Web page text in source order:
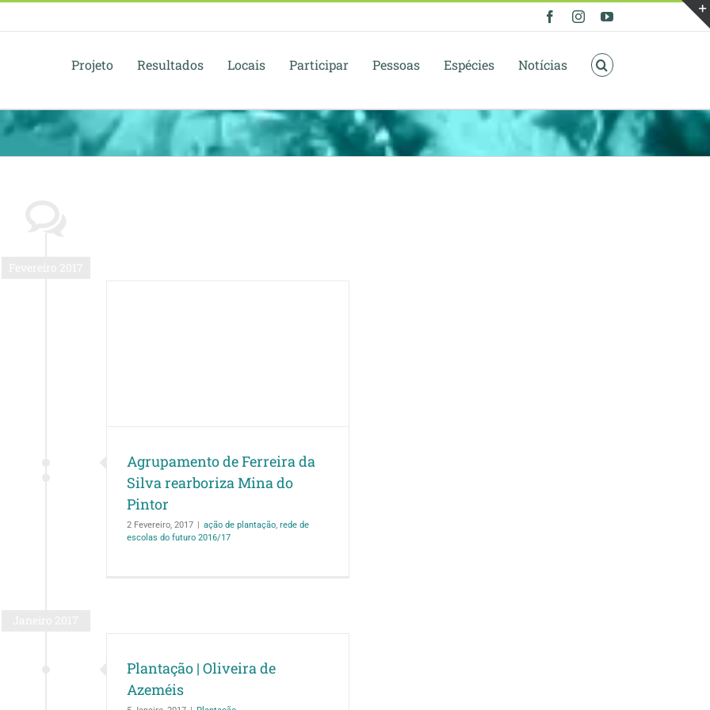
FacebookInstagramYouTube
Projeto Resultados Locais Participar Pessoas Espécies Notícias
Agrupamento de Ferreira da
Silva rearboriza Mina do
Pintor
2 Fevereiro, 2017 | ação de plantação ,rede de
escolas do futuro 2016/17
Plantação | Oliveira de
Azeméis